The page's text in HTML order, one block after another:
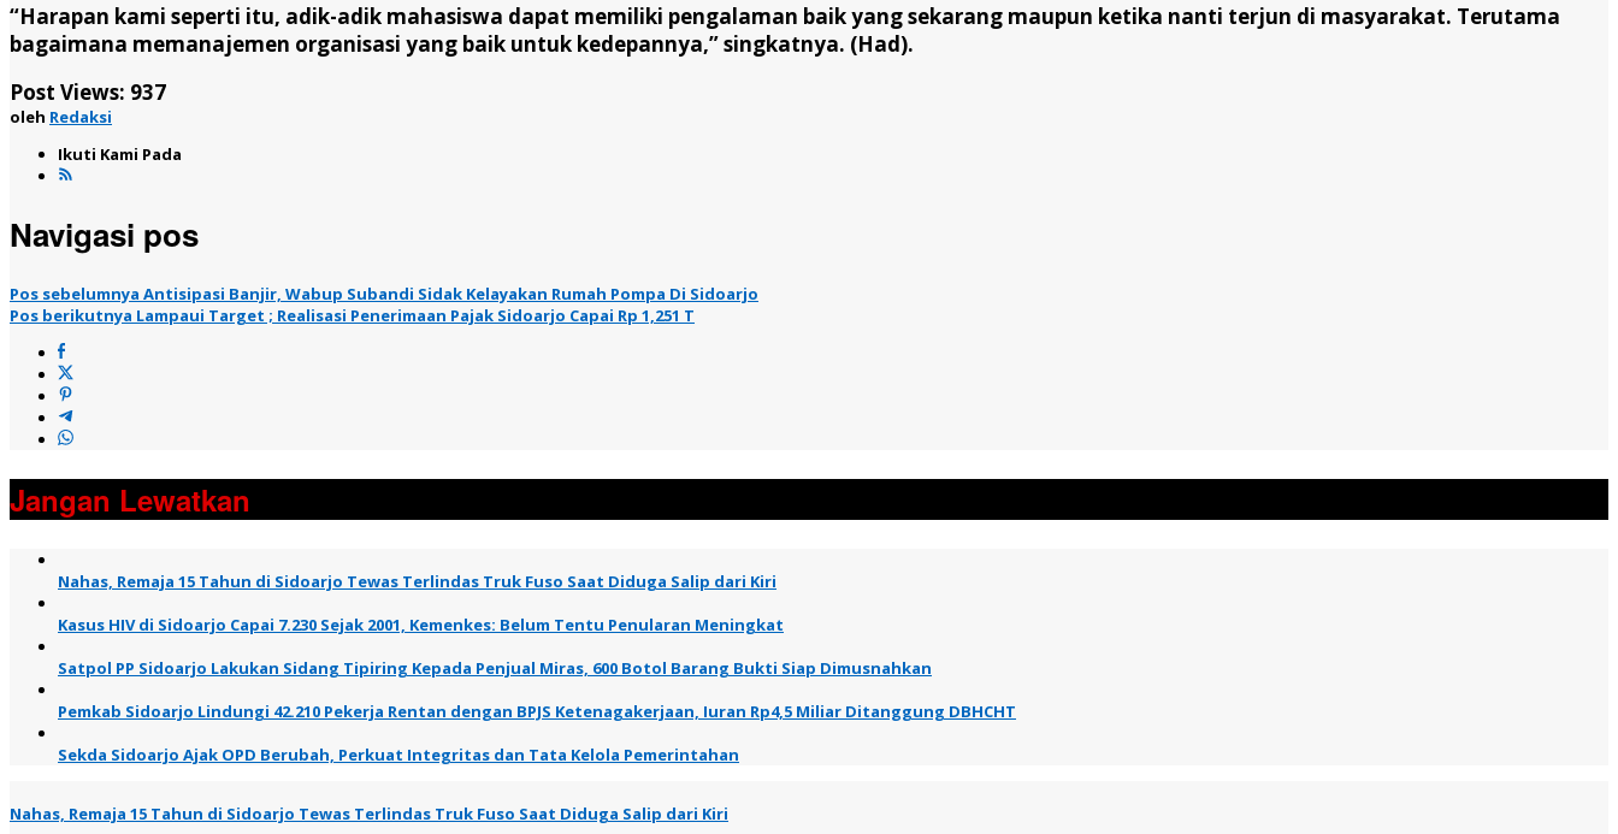
“Harapan kami seperti itu, adik-adik mahasiswa dapat memiliki pengalaman baik yang sekarang maupun ketika nanti terjun di masyarakat. Terutama
bagaimana memanajemen organisasi yang baik untuk kedepannya,” singkatnya. (Had).
Post Views: 937
oleh Redaksi
Ikuti Kami Pada
Navigasi pos
Pos sebelumnya Antisipasi Banjir, Wabup Subandi Sidak Kelayakan Rumah Pompa Di Sidoarjo
Pos berikutnya Lampaui Target ; Realisasi Penerimaan Pajak Sidoarjo Capai Rp 1,251 T
Jangan Lewatkan
Nahas, Remaja 15 Tahun di Sidoarjo Tewas Terlindas Truk Fuso Saat Diduga Salip dari Kiri
Kasus HIV di Sidoarjo Capai 7.230 Sejak 2001, Kemenkes: Belum Tentu Penularan Meningkat
Satpol PP Sidoarjo Lakukan Sidang Tipiring Kepada Penjual Miras, 600 Botol Barang Bukti Siap Dimusnahkan
Pemkab Sidoarjo Lindungi 42.210 Pekerja Rentan dengan BPJS Ketenagakerjaan, Iuran Rp4,5 Miliar Ditanggung DBHCHT
Sekda Sidoarjo Ajak OPD Berubah, Perkuat Integritas dan Tata Kelola Pemerintahan
Nahas, Remaja 15 Tahun di Sidoarjo Tewas Terlindas Truk Fuso Saat Diduga Salip dari Kiri